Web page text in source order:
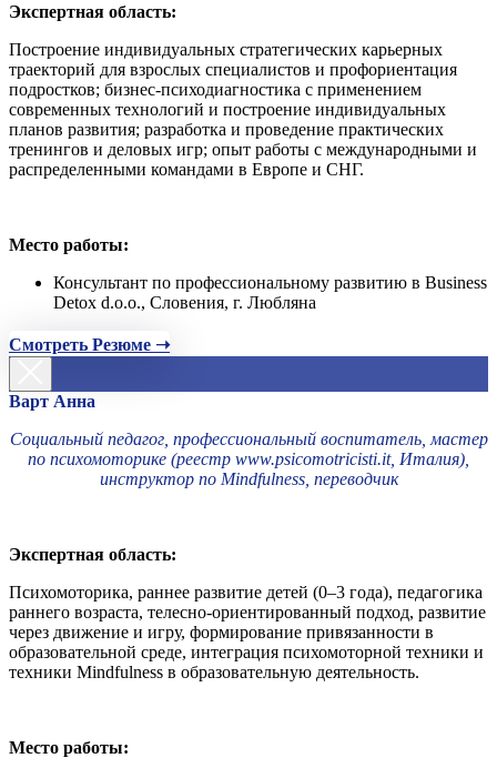
Экспертная область:
Построение индивидуальных стратегических карьерных
траекторий для взрослых специалистов и профориентация
подростков; бизнес-психодиагностика с применением
современных технологий и построение индивидуальных
планов развития; разработка и проведение практических
тренингов и деловых игр; опыт работы с международными и
распределенными командами в Европе и СНГ.
Место работы:
Консультант по профессиональному развитию в Business
Detox d.o.o., Словения, г. Любляна
Смотреть Резюме ➝
Варт Анна
Социальный педагог, профессиональный воспитатель, мастер
по психомоторике (реестр www.psicomotricisti.it, Италия),
инструктор по Mindfulness, переводчик
Экспертная область:
Психомоторика, раннее развитие детей (0–3 года), педагогика
раннего возраста, телесно-ориентированный подход, развитие
через движение и игру, формирование привязанности в
образовательной среде, интеграция психомоторной техники и
техники Mindfulness в образовательную деятельность.
Место работы: